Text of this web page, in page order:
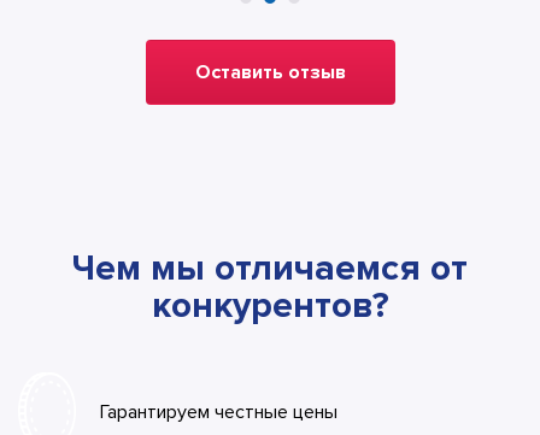
Оставить отзыв
Чем мы отличаемся от
конкурентов?
Гарантируем честные цены